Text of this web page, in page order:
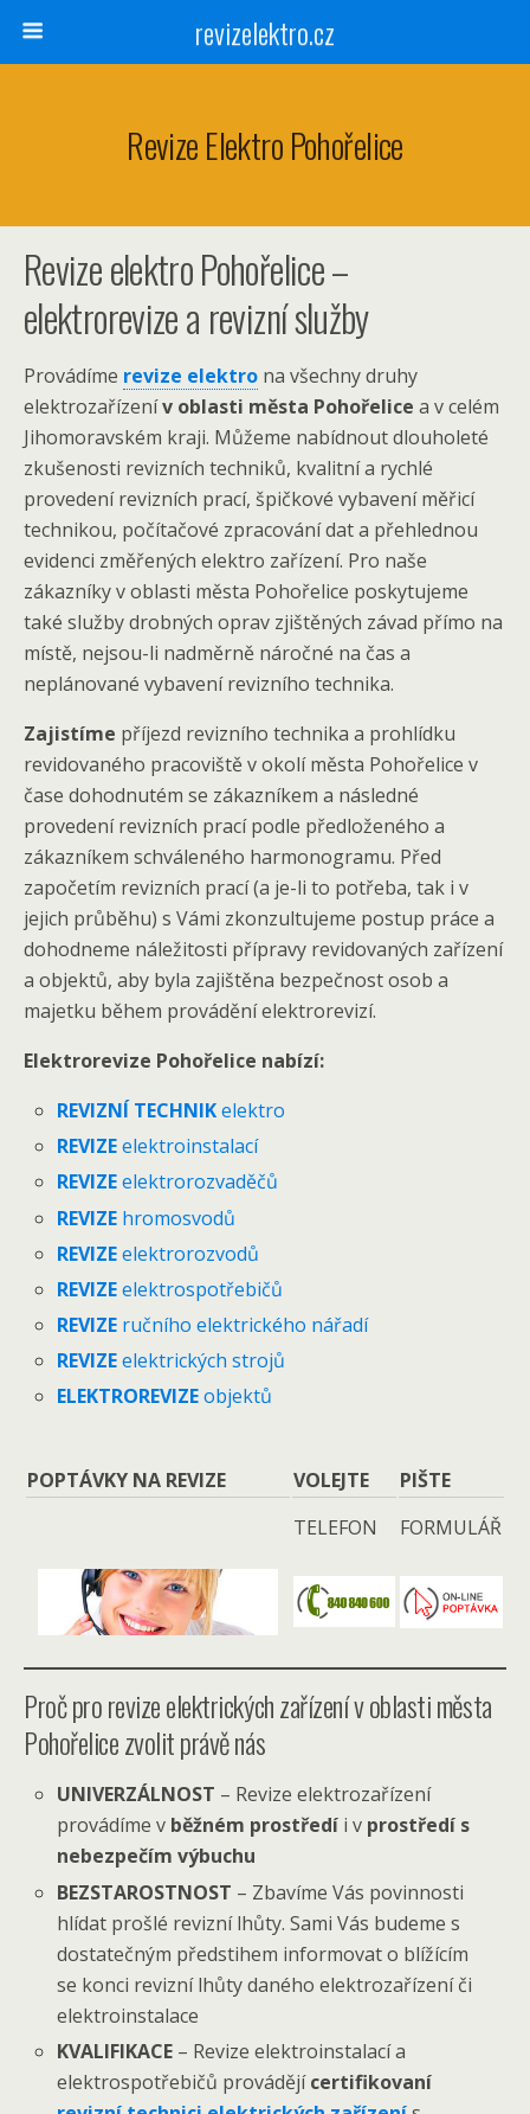
revizelektro.cz
Revize Elektro Pohořelice
Revize elektro Pohořelice –
elektrorevize a revizní služby
Provádíme revize elektro na všechny druhy
elektrozařízenív oblasti města Pohořelice a v celém
Jihomoravském kraji. Můžeme nabídnout dlouholeté
zkušenosti revizních techniků, kvalitní a rychlé
provedení revizních prací, špičkové vybavení měřicí
technikou, počítačové zpracování dat a přehlednou
evidenci změřených elektro zařízení. Pro naše
zákazníky v oblasti města Pohořelice poskytujeme
také služby drobných oprav zjištěných závad přímo na
místě, nejsou-li nadměrně náročné na čas a
neplánované vybavení revizního technika.
Zajistíme příjezd revizního technika a prohlídku
revidovaného pracoviště v okolí města Pohořelice v
čase dohodnutém se zákazníkem a následné
provedení revizních prací podle předloženého a
zákazníkem schváleného harmonogramu. Před
započetím revizních prací (a je-li to potřeba, tak i v
jejich průběhu) s Vámi zkonzultujeme postup práce a
dohodneme náležitosti přípravy revidovaných zařízení
a objektů, aby byla zajištěna bezpečnost osob a
majetku během provádění elektrorevizí.
Elektrorevize Pohořelice nabízí:
REVIZNÍ TECHNIKelektro
REVIZEelektroinstalací
REVIZEelektrorozvaděčů
REVIZE hromosvodů
REVIZEelektrorozvodů
REVIZEelektrospotřebičů
REVIZE ručního elektrického nářadí
REVIZEelektrických strojů
ELEKTROREVIZEobjektů
POPTÁVKY NA REVIZE VOLEJTE
PIŠTE
TELEFON
FORMULÁŘ
Proč pro revize elektrických zařízení v oblasti města
Pohořelice zvolit právě nás
UNIVERZÁLNOST – Revize elektrozařízení
provádíme v běžném prostředí i v prostředí s
nebezpečím výbuchu
BEZSTAROSTNOST – Zbavíme Vás povinnosti
hlídat prošlé revizní lhůty. Sami Vás budeme s
dostatečným předstihem informovat o blížícím
se konci revizní lhůty daného elektrozařízení či
elektroinstalace
KVALIFIKACE – Revize elektroinstalací a
elektrospotřebičů provádějícertifikovaní